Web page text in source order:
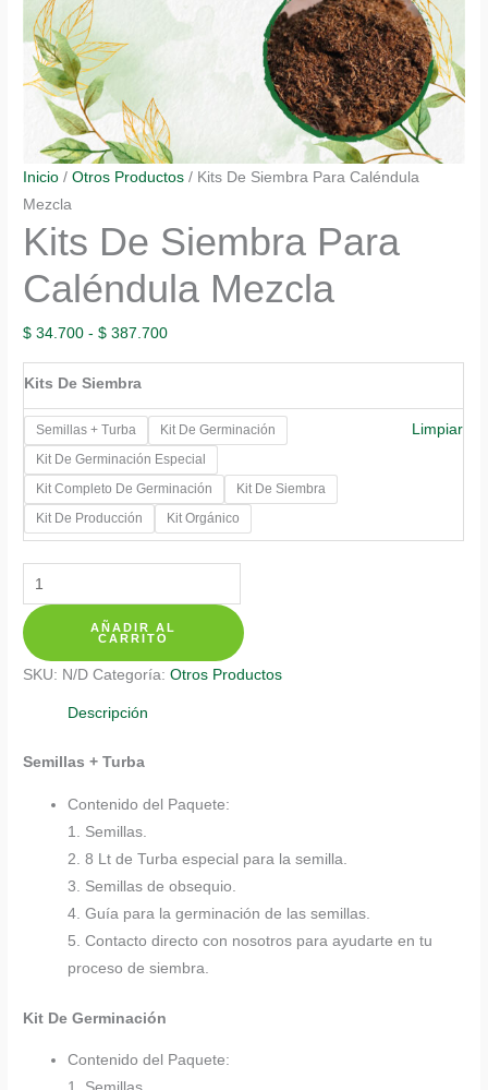
Inicio /Otros Productos / Kits De Siembra Para Caléndula
Mezcla
Kits De Siembra Para
Caléndula Mezcla
$ 34.700 - $ 387.700Rango
de
desde
$ 34.700
hasta
$ 387.700
Kits De Siembra
Semillas + Turba
Kit De Germinación
Kit De Germinación Especial
Kit Completo De Germinación
Kit De Siembra
Kit De Producción
Kit Orgánico
Limpiar
Kits
De
Siembra
Para
Caléndula
Mezcla
AÑADIR AL
CARRITO
SKU: N/D Categoría:Otros Productos
Descripción
Semillas + Turba
Contenido del Paquete:
1. Semillas.
2. 8 Lt de Turba especial para la semilla.
3. Semillas de obsequio.
4. Guía para la germinación de las semillas.
5. Contacto directo con nosotros para ayudarte en tu
proceso de siembra.
Kit De Germinación
Contenido del Paquete: